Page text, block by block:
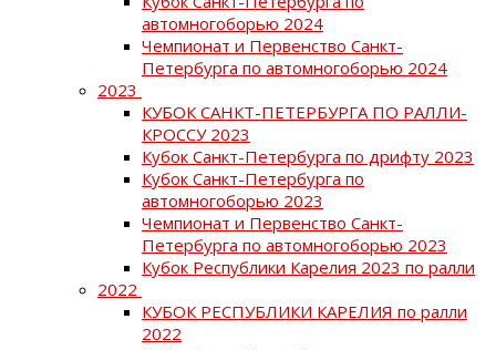
автомногоборью 2024
Чемпионат и Первенство Санкт-
Петербурга по автомногоборью 2024
2023
КУБОК САНКТ-ПЕТЕРБУРГА ПО РАЛЛИ-
КРОССУ 2023
Кубок Санкт-Петербурга по дрифту 2023
Кубок Санкт-Петербурга по
автомногоборью 2023
Чемпионат и Первенство Санкт-
Петербурга по автомногоборью 2023
Кубок Республики Карелия 2023 по ралли
2022
КУБОК РЕСПУБЛИКИ КАРЕЛИЯ по ралли
2022